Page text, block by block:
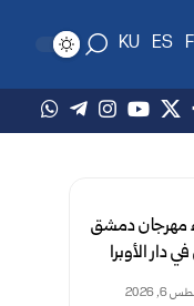
ES
KU
مهرجان دمشق
دار الأوبرا
2026